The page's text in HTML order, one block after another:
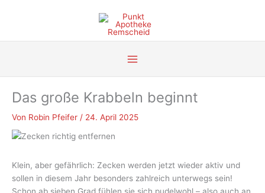
Das große Krabbeln beginnt
Von Robin Pfeifer / 24. April 2025
Klein, aber gefährlich: Zecken werden jetzt wieder aktiv und
sollen in diesem Jahr besonders zahlreich unterwegs sein!